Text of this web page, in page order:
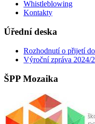
Whistleblowing
Kontakty
Úřední deska
Rozhodnutí o přijetí
Výroční zpráva 2024/
ŠPP Mozaika